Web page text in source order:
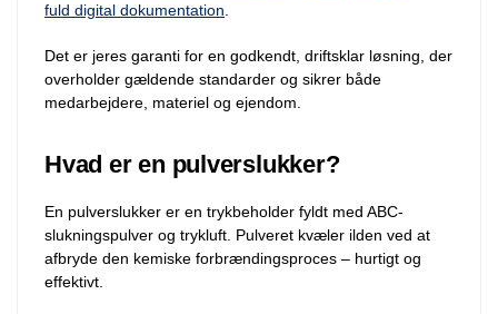
fuld digital dokumentation.
Det er jeres garanti for en godkendt, driftsklar løsning, der
overholder gældende standarder og sikrer både
medarbejdere, materiel og ejendom.
Hvad er en pulverslukker?
En pulverslukker er en trykbeholder fyldt med ABC-
slukningspulver og trykluft. Pulveret kvæler ilden ved at
afbryde den kemiske forbrændingsproces – hurtigt og
effektivt.